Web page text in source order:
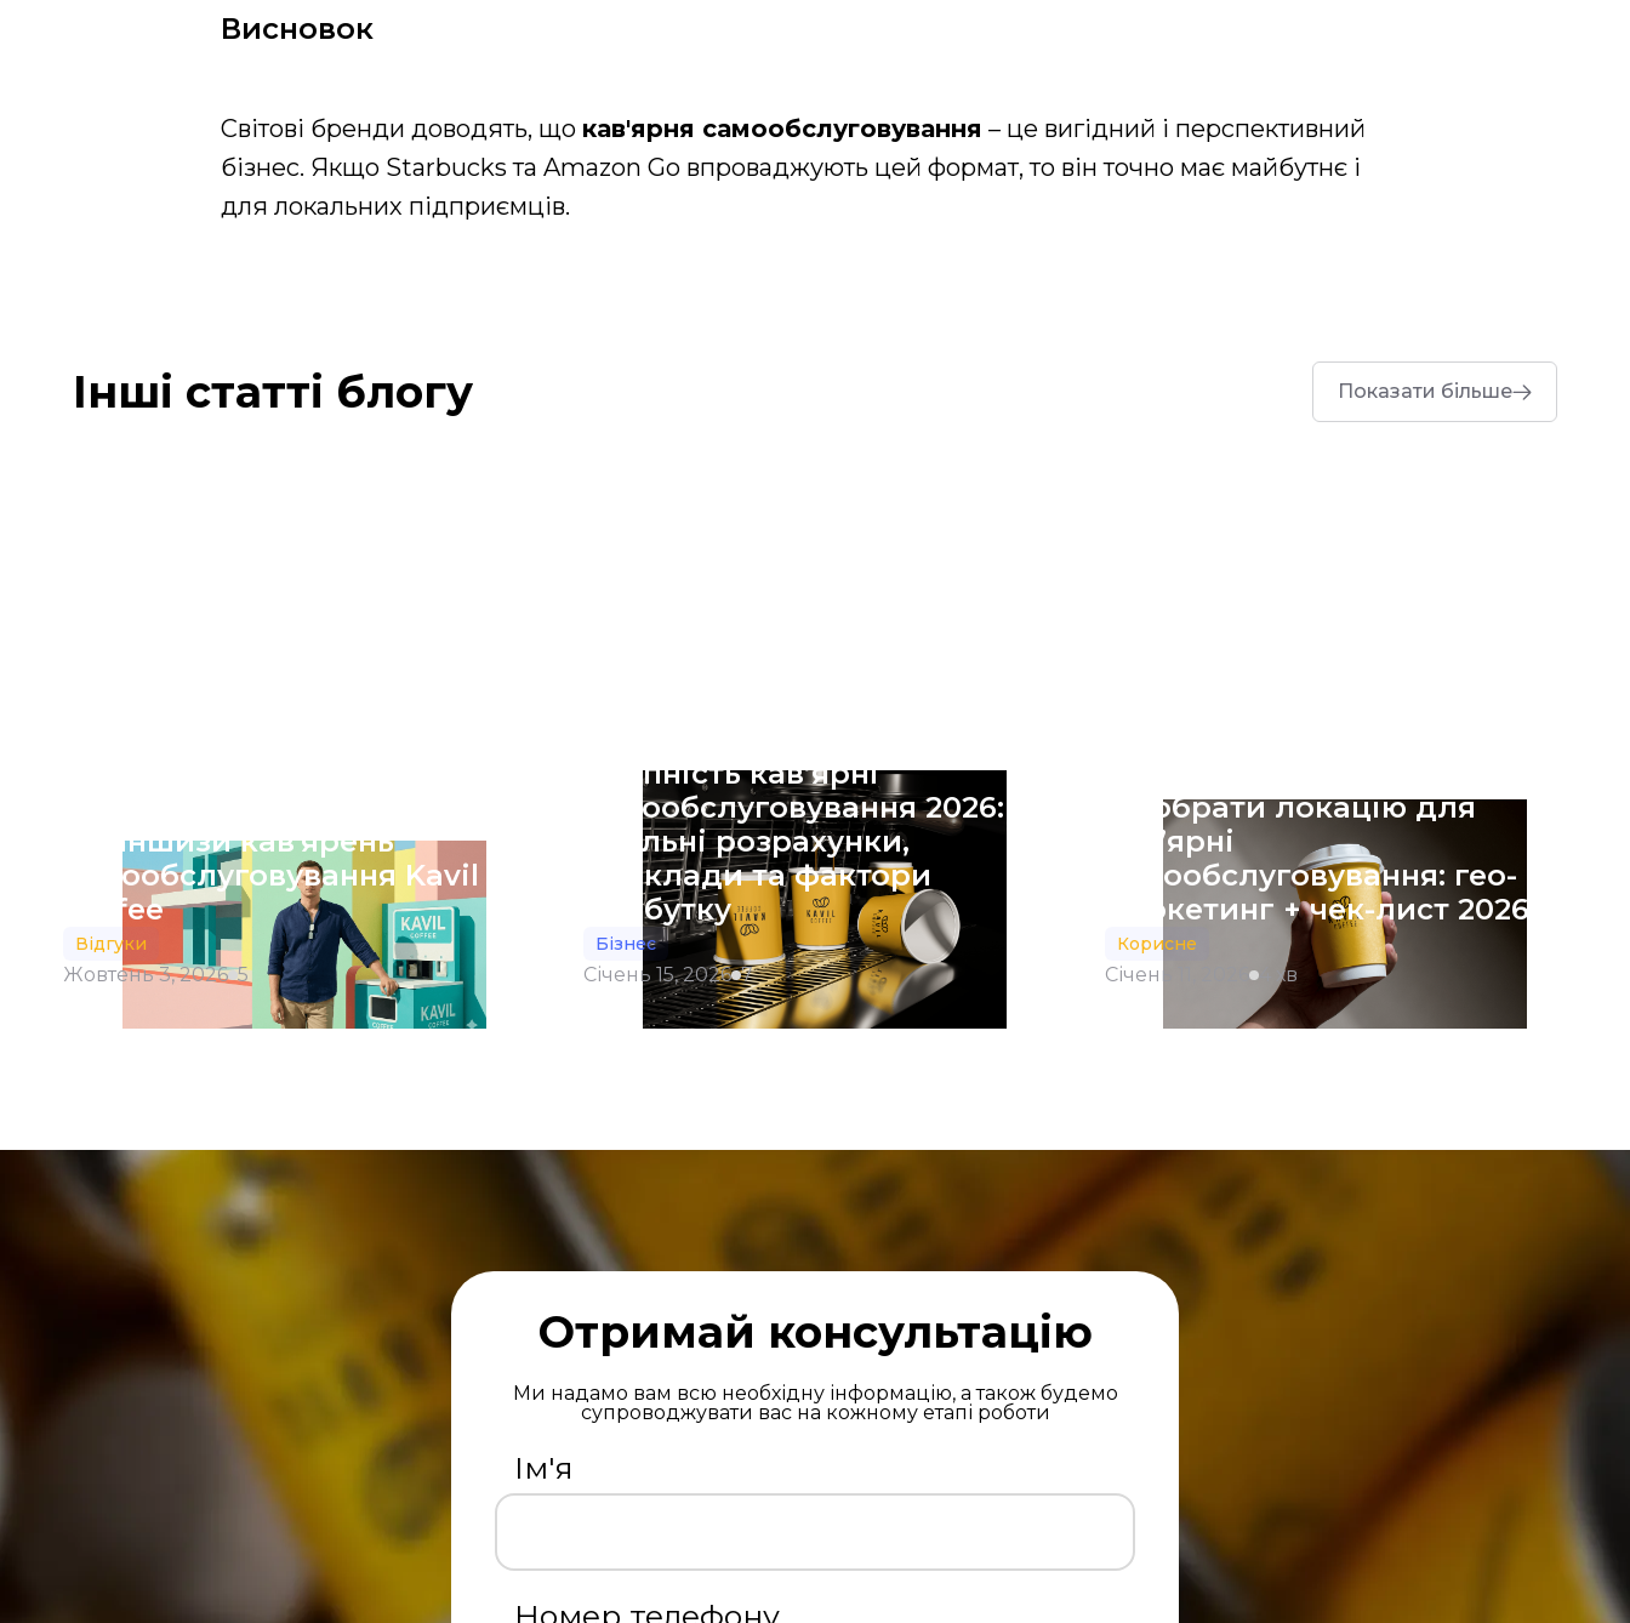
Висновок
Світові бренди доводять, що кав'ярня самообслуговування – це вигідний і перспективний
бізнес. Якщо Starbucks та Amazon Go впроваджують цей формат, то він точно має майбутнє і
для локальних підприємців.
Інші статті блогу Показати більше
франшизи кав'ярень
самообслуговування Kavil
Coffee
Відгуки
Жовтень 3, 2026 5
Окупність кав’ярні
самообслуговування 2026:
реальні розрахунки,
приклади та фактори
прибутку
Бізнес
Січень 15, 2026 7
Як обрати локацію для
кав’ярні
самообслуговування: гео-
маркетинг + чек-лист 2026
Корисне
Січень 11, 2026 4 хв
Отримай консультацію
Ми надамо вам всю необхідну інформацію, а також будемо
супроводжувати вас на кожному етапі роботи
Ім'я
Номер телефону